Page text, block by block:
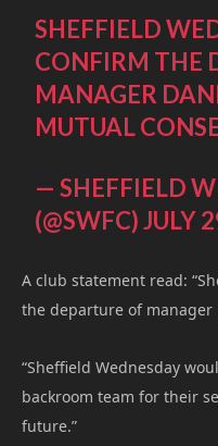
SHEFFIELD
CONFIRM THE
MANAGER
MUTUAL
— SHEFFIELD
(@SWFC)JULY
A club statement read:
the departure of manager
“Sheffield Wednesday
backroom team for their
future.”